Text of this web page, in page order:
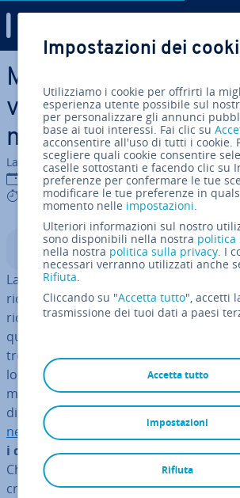
Vai al contenuto prin­ci­pa­le
Mobile SEO:
vostra pagina per i
mobili
La redazione di IONOS
07 set 2016
6 mins
Condividi
Indice
La ricerca su Internet parte spesso da
ricerca e quasi sempre da uno
ricerche su Google dai di­spo­si­ti­vi
quelle svolte dai computer desktop. I
trovano così davanti ad una sfida: per
loro prodotti e servizi vengano
maniera ottimale e siano fa­cil­men­te
di ricerca, devono adattare ilsito web
ne sui di­spo­si­ti­vi mobili . Nel caso dell’
i di­spo­si­ti­vi mobilibisogna dare
Chi tiene conto delle abitudini degli
creazione del proprio negozio online o
Impostazioni dei
Utilizziamo i cookie per offrirti la
esperienza utente possibile sul
per personalizzare gli annunci
base ai tuoi interessi. Fai clic su
acconsentire all'uso di tutti i cookie.
scegliere quali cookie consentire
caselle sottostanti e facendo clic su
preferenze per confermare le tue
modificare le tue preferenze in
momento nelle impostazioni.
Ulteriori informazioni sul nostro
sono disponibili nella nostra politica
nella nostra politica sulla privacy. I
necessari verranno utilizzati anche
Rifiuta.
Cliccando su "Accetta tutto", accetti
trasmissione dei tuoi dati a paesi
Accetta tutto
Rifiuta
impostazioni